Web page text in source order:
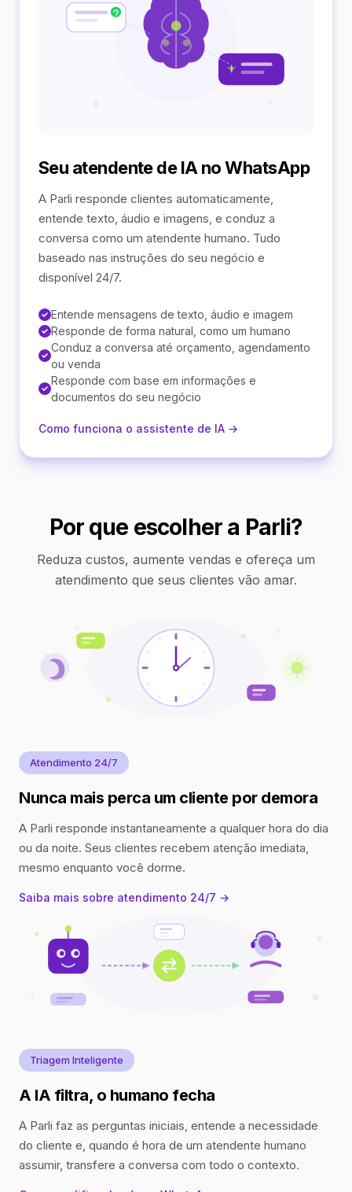
Seu atendente de IA no WhatsApp
A Parli responde clientes automaticamente,
entende texto, áudio e imagens, e conduz a
conversa como um atendente humano. Tudo
baseado nas instruções do seu negócio e
disponível 24/7.
Entende mensagens de texto, áudio e imagem
Responde de forma natural, como um humano
Conduz a conversa até orçamento, agendamento
ou venda
Responde com base em informações e
documentos do seu negócio
Como funciona o assistente de IA →
Por que escolher a Parli?
Reduza custos, aumente vendas e ofereça um
atendimento que seus clientes vão amar.
Atendimento 24/7
Nunca mais perca um cliente por demora
A Parli responde instantaneamente a qualquer hora do dia
ou da noite. Seus clientes recebem atenção imediata,
mesmo enquanto você dorme.
Saiba mais sobre atendimento 24/7 →
Triagem Inteligente
A IA filtra, o humano fecha
A Parli faz as perguntas iniciais, entende a necessidade
do cliente e, quando é hora de um atendente humano
assumir, transfere a conversa com todo o contexto.